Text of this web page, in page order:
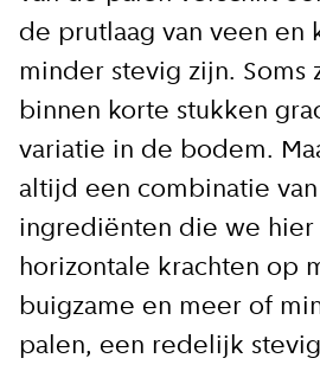
de prutlaag van veen en
minder stevig zijn. Soms
binnen korte stukken
variatie in de bodem.
altijd een combinatie
ingrediënten die we
horizontale krachten op
buigzame en meer of
palen, een redelijk